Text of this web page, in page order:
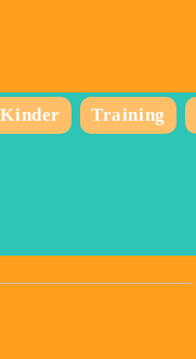
Kinder Training